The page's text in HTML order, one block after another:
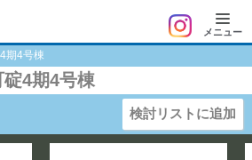
メニュー
期4号棟
4期4号棟
検討リストに追加